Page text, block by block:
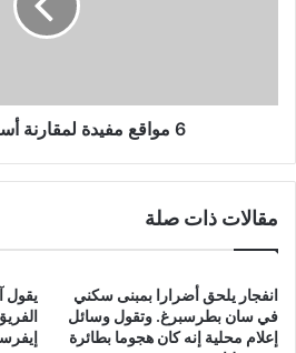
6 مواقع مفيدة لمقارنة أسعار الكمبيوتر
مقالات ذات صلة
انفجار يلحق أضرارا بمبنى سكني
في سان بطرسبرغ. وتقول وسائل
إعلام محلية إنه كان هجوما بطائرة
يقول